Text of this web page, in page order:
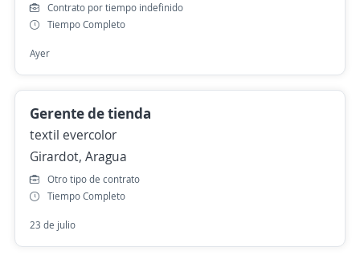
Contrato por tiempo indefinido
Tiempo Completo
Ayer
Gerente de tienda
textil evercolor
Girardot, Aragua
Otro tipo de contrato
Tiempo Completo
23 de julio